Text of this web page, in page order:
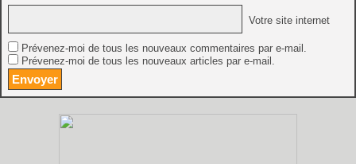
Votre site internet
Prévenez-moi de tous les nouveaux commentaires par e-mail.
Prévenez-moi de tous les nouveaux articles par e-mail.